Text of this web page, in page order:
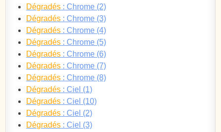
Dégradés : Chrome (2)
Dégradés : Chrome (3)
Dégradés : Chrome (4)
Dégradés : Chrome (5)
Dégradés : Chrome (6)
Dégradés : Chrome (7)
Dégradés : Chrome (8)
Dégradés : Ciel (1)
Dégradés : Ciel (10)
Dégradés : Ciel (2)
Dégradés : Ciel (3)